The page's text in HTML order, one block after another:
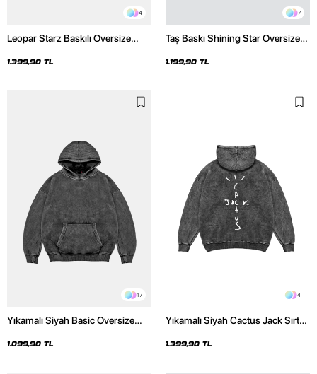
4
Leopar Starz Baskılı Oversize
Hoodie
1.399,90 TL
7
Taş Baskı Shining Star Oversize
1.199,90 TL
17
Yıkamalı Siyah Basic Oversize
1.099,90 TL
4
Yıkamalı Siyah Cactus Jack Sırt
1.399,90 TL